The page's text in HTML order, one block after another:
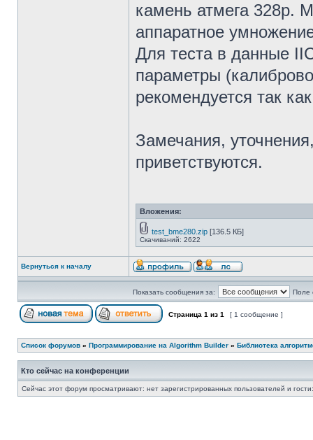
камень атмега 328р.
аппаратное
Для теста в данные
параметры
рекомендуется так
Замечания,
приветствуются.
Вложения:
test_bme280.zip [136.5 КБ]
Скачиваний: 2622
Вернуться к началу
Показать сообщения за: Поле
Страница 1 из 1 [ 1 сообщение ]
Список форумов » Программирование на Algorithm Builder » Библиотека
Кто сейчас на конференции
Сейчас этот форум просматривают: нет зарегистрированных пользователей и